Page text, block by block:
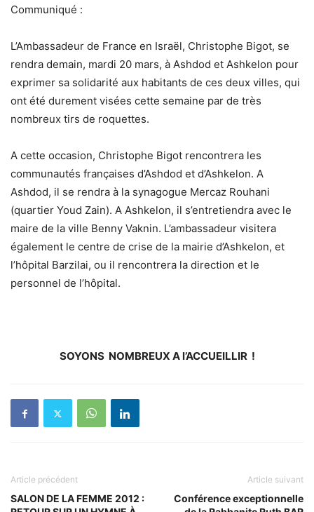
Communiqué :
L’Ambassadeur de France en Israël, Christophe Bigot, se
rendra demain, mardi 20 mars, à Ashdod et Ashkelon pour
exprimer sa solidarité aux habitants de ces deux villes, qui
ont été durement visées cette semaine par de très
nombreux tirs de roquettes.
A cette occasion, Christophe Bigot rencontrera les
communautés françaises d’Ashdod et d’Ashkelon. A
Ashdod, il se rendra à la synagogue Mercaz Rouhani
(quartier Youd Zain). A Ashkelon, il s’entretiendra avec le
maire de la ville Benny Vaknin. L’ambassadeur visitera
également le centre de crise de la mairie d’Ashkelon, et
l’hôpital Barzilai, ou il rencontrera la direction et le
personnel de l’hôpital.
SOYONS NOMBREUX A l’ACCUEILLIR !
Article précédent
SALON DE LA FEMME 2012 :
Article suivant
Conférence exceptionnelle